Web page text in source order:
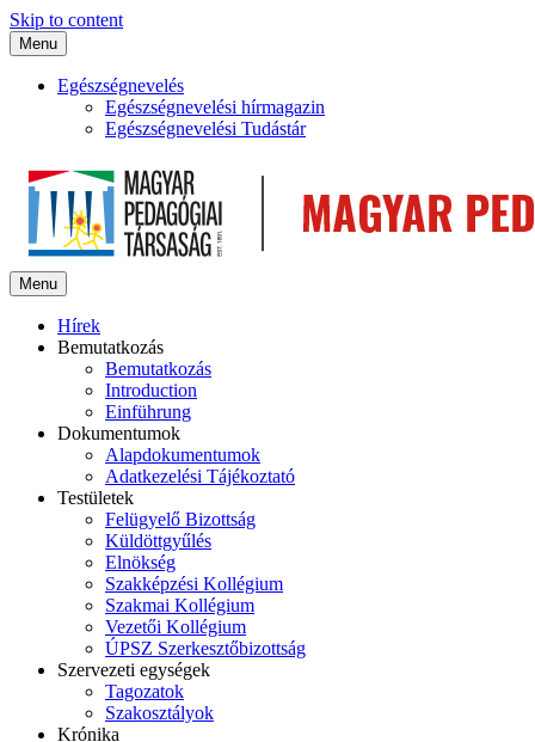
Skip to content
Menu
Egészségnevelés
Egészségnevelési hírmagazin
Egészségnevelési Tudástár
Menu
Hírek
Bemutatkozás
Bemutatkozás
Introduction
Einführung
Dokumentumok
Alapdokumentumok
Adatkezelési Tájékoztató
Testületek
Felügyelő Bizottság
Küldöttgyűlés
Elnökség
Szakképzési Kollégium
Szakmai Kollégium
Vezetői Kollégium
ÚPSZ Szerkesztőbizottság
Szervezeti egységek
Tagozatok
Szakosztályok
Krónika